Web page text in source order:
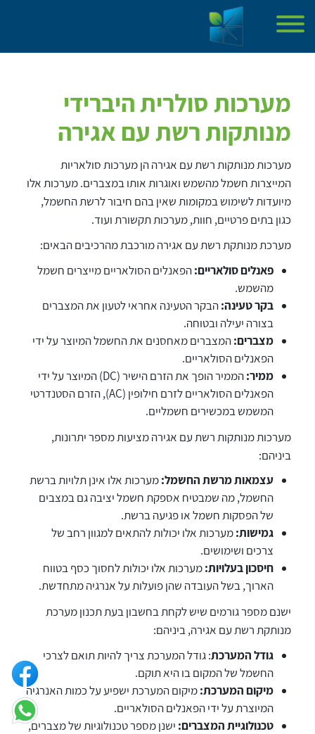
פרויקטים שעשינו
שירותים
מן התקשורת
מאמרים
צור קשר
השאירו פרטים ונחזור אליכם בהקדם
מערכות סולרית היברידי
מנותקות רשת עם אגירה
מערכות מנותקות רשת עם אגירה הן מערכות סולאריות
המייצרות חשמל מהשמש ואוגרות אותו במצברים. מערכות אלו
מיועדות לשימוש במקומות שאין בהם חיבור לרשת החשמל,
כגון בתים פרטיים, חוות, מערכות תקשורת ועוד.
מערכת מנותקת רשת עם אגירה מורכבת מהרכיבים הבאים:
פאנלים סולאריים:הפאנלים הסולאריים מייצרים חשמל
מהשמש.
בקר טעינה:הבקר הטעינה אחראי לטעון את המצברים
בצורה יעילה ובטוחה.
מצברים:המצברים מאחסנים את החשמל המיוצר על ידי
הפאנלים הסולאריים.
ממיר:
הממיר הופך את הזרם הישיר (DC) המיוצר על ידי
הפאנלים הסולאריים לזרם חילופין (AC), הזרם הסטנדרטי
המשמש במכשירים חשמליים.
מערכות מנותקות רשת עם אגירה מציעות מספר יתרונות,
ביניהם:
עצמאות מרשת החשמל:מערכות אלו אינן תלויות ברשת
החשמל, מה שמבטיח אספקת חשמל יציבה גם במצבים
של הפסקות חשמל או פגיעה ברשת.
גמישות:מערכות אלו יכולות להתאים למגוון רחב של
צרכים ושימושים.
חיסכון בעלויות:מערכות אלו יכולות לחסוך כסף בטווח
הארוך, בשל העובדה שהן פועלות על אנרגיה מתחדשת.
ישנם מספר גורמים שיש לקחת בחשבון בעת תכנון מערכת
מנותקת רשת עם אגירה, ביניהם:
גודל המערכת: גודל המערכת צריך להיות תואם לצרכי
החשמל של המקום בו היא תוקם.
מיקום המערכת:מיקום המערכת ישפיע על כמות האנרגיה
המיוצרת על ידי הפאנלים הסולאריים.
טכנולוגיית המצברים: ישנן מספר טכנולוגיות של מצברים,